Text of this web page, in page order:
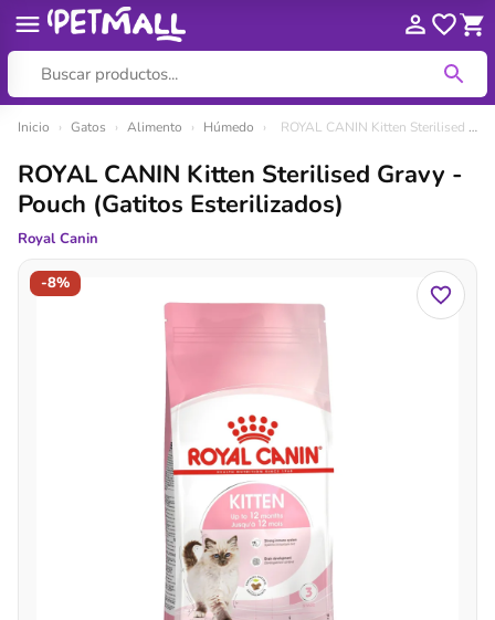
contenido
Inicio › Gatos › Alimento › Húmedo › ROYAL CANIN Kitten Sterilised Gravy - Pouch (Gatitos Esterilizados)
-8%
ROYAL CANIN Kitten Sterilised Gravy -
Pouch (Gatitos Esterilizados)
Royal Canin